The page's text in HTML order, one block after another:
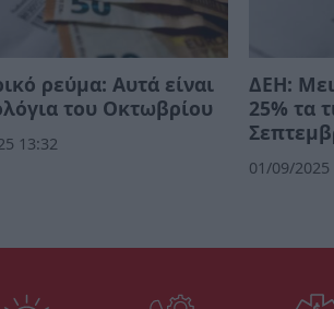
ρεύμα: Αυτά είναι
του Οκτωβρίου
13:32
ΔΕΗ:
25% τα
01/09/2025